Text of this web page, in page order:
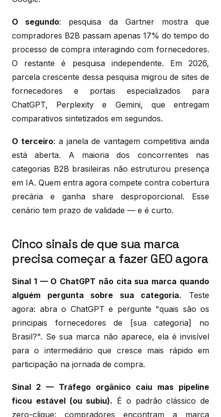
O segundo: pesquisa da Gartner mostra que
compradores B2B passam apenas 17% do tempo do
processo de compra interagindo com fornecedores.
O restante é pesquisa independente. Em 2026,
parcela crescente dessa pesquisa migrou de sites de
fornecedores e portais especializados para
ChatGPT, Perplexity e Gemini, que entregam
comparativos sintetizados em segundos.
O terceiro: a janela de vantagem competitiva ainda
está aberta. A maioria dos concorrentes nas
categorias B2B brasileiras não estruturou presença
em IA. Quem entra agora compete contra cobertura
precária e ganha share desproporcional. Esse
cenário tem prazo de validade — e é curto.
Cinco sinais de que sua marca
precisa começar a fazer GEO agora
Sinal 1 — O ChatGPT não cita sua marca quando
alguém pergunta sobre sua categoria. Teste
agora: abra o ChatGPT e pergunte "quais são os
principais fornecedores de [sua categoria] no
Brasil?". Se sua marca não aparece, ela é invisível
para o intermediário que cresce mais rápido em
participação na jornada de compra.
Sinal 2 — Tráfego orgânico caiu mas pipeline
ficou estável (ou subiu). É o padrão clássico de
zero-clique: compradores encontram a marca